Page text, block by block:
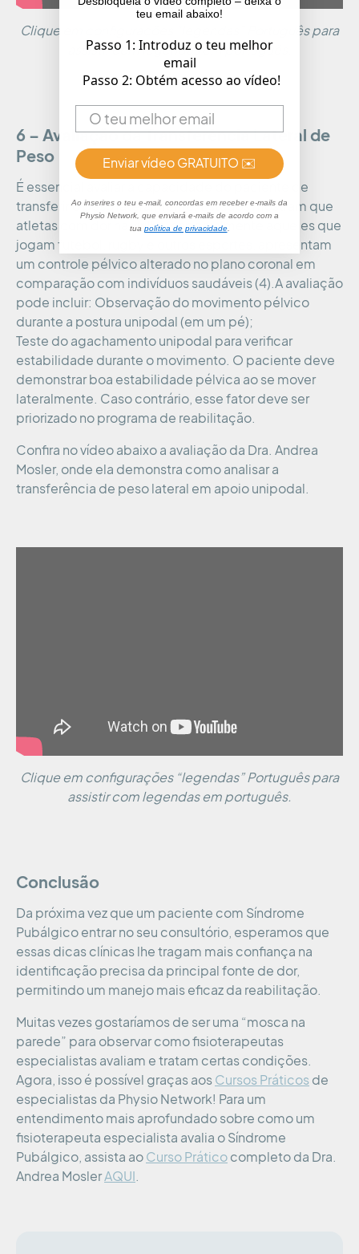
Clique em configurações “legendas” Português para
assistir com legendas em português.
6 – Avaliação da Transferência Lateral de
Peso
É essencial avaliar a capacidade do paciente de
transferir o peso lateralmente. Estudos mostram que
atletas com dor na virilha, especialmente aqueles que
jogam futebol, rugby e outros esportes, apresentam
um controle pélvico alterado no plano coronal em
comparação com indivíduos saudáveis (4).A avaliação
pode incluir: Observação do movimento pélvico
durante a postura unipodal (em um pé);
Teste do agachamento unipodal para verificar
estabilidade durante o movimento. O paciente deve
demonstrar boa estabilidade pélvica ao se mover
lateralmente. Caso contrário, esse fator deve ser
priorizado no programa de reabilitação.
Confira no vídeo abaixo a avaliação da Dra. Andrea
Mosler, onde ela demonstra como analisar a
transferência de peso lateral em apoio unipodal.
Clique em configurações “legendas” Português para
assistir com legendas em português.
Conclusão
Da próxima vez que um paciente com Síndrome
Pubálgico entrar no seu consultório, esperamos que
essas dicas clínicas lhe tragam mais confiança na
identificação precisa da principal fonte de dor,
permitindo um manejo mais eficaz da reabilitação.
Muitas vezes gostaríamos de ser uma “mosca na
parede” para observar como fisioterapeutas
especialistas avaliam e tratam certas condições.
Agora, isso é possível graças aos Cursos Práticos de
especialistas da Physio Network! Para um
entendimento mais aprofundado sobre como um
fisioterapeuta especialista avalia o Síndrome
Pubálgico, assista ao Curso Prático completo da Dra.
Andrea MoslerAQUI
teu email abaixo!
Passo 1: Introduz o teu melhor
email
Passo 2: Obtém acesso ao vídeo!
Enviar vídeo GRATUITO ✉️
Ao inserires o teu e-mail, concordas em receber e-mails da
Physio Network, que enviará e-mails de acordo com a
tua política de privacidade.